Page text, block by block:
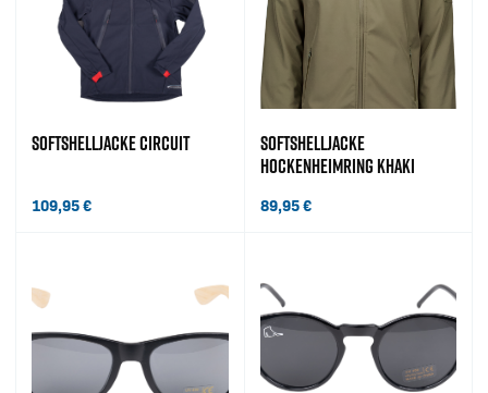
SOFTSHELLJACKE CIRCUIT
109,95€
SOFTSHELLJACKE
HOCKENHEIMRING KHAKI
89,95€